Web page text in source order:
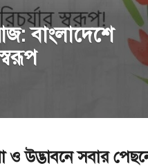
বাংলাদেশে
ও উদ্ভাবনে সবার